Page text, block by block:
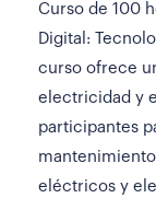
Curso de 100
Digital:
curso ofrece
electricidad y
participantes
eléctricos y